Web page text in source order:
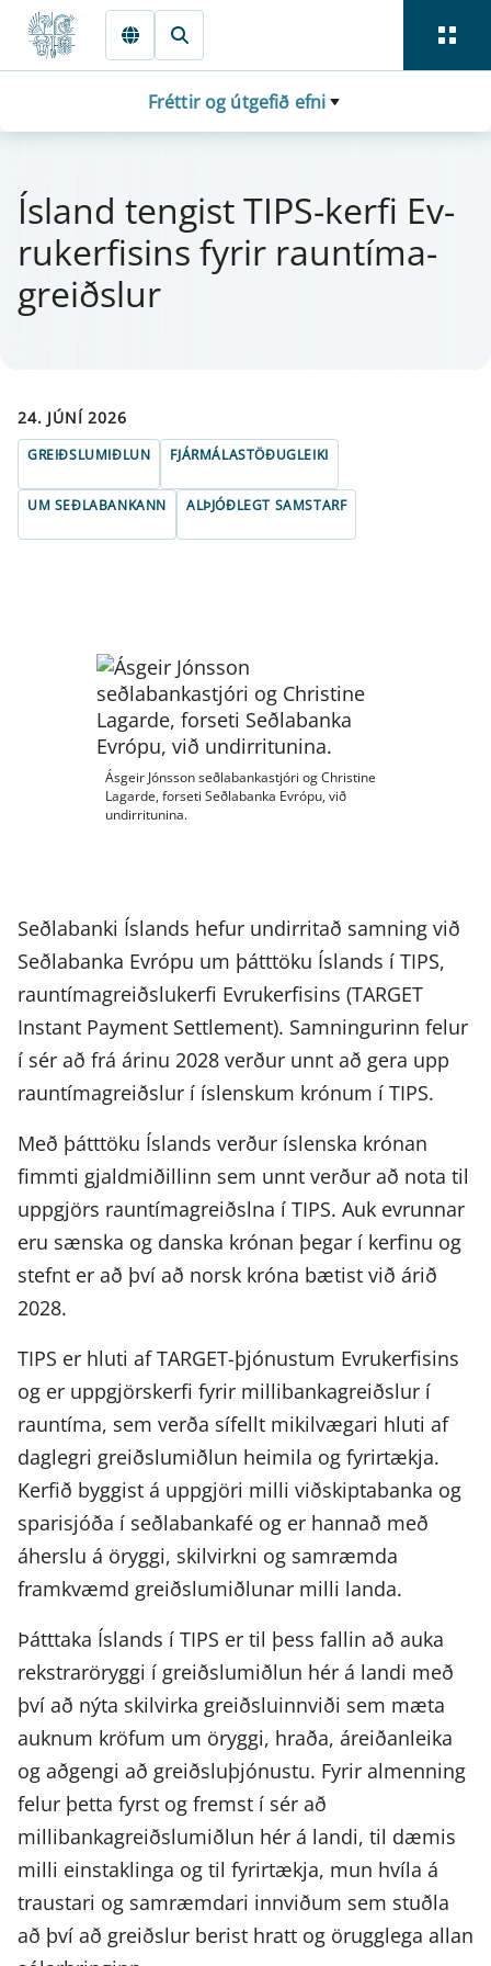
Fara beint í Meginmál
Fréttir og útgefið efni
Ísland teng­ist TIPS-kerfi Ev­
ru­ker­f­is­ins fyr­ir raun­tíma­
greiðsl­ur
24. JÚNÍ 2026
GREIÐSLUMIÐLUN FJÁRMÁLASTÖÐUGLEIKI
UM SEÐLABANKANN ALÞJÓÐLEGT SAMSTARF
Ásgeir Jónsson seðlabankastjóri og Christine
Lagarde, forseti Seðlabanka Evrópu, við
undirritunina.
Seðlabanki Íslands hefur undirritað samning við
Seðlabanka Evrópu um þátttöku Íslands í TIPS,
rauntímagreiðslukerfi Evrukerfisins (TARGET
Instant Payment Settlement). Samningurinn felur
í sér að frá árinu 2028 verður unnt að gera upp
rauntímagreiðslur í íslenskum krónum í TIPS.
Með þátttöku Íslands verður íslenska krónan
fimmti gjaldmiðillinn sem unnt verður að nota til
uppgjörs rauntímagreiðslna í TIPS. Auk evrunnar
eru sænska og danska krónan þegar í kerfinu og
stefnt er að því að norsk króna bætist við árið
2028.
TIPS er hluti af TARGET-þjónustum Evrukerfisins
og er uppgjörskerfi fyrir millibankagreiðslur í
rauntíma, sem verða sífellt mikilvægari hluti af
daglegri greiðslumiðlun heimila og fyrirtækja.
Kerfið byggist á uppgjöri milli viðskiptabanka og
sparisjóða í seðlabankafé og er hannað með
áherslu á öryggi, skilvirkni og samræmda
framkvæmd greiðslumiðlunar milli landa.
Þátttaka Íslands í TIPS er til þess fallin að auka
rekstraröryggi í greiðslumiðlun hér á landi með
því að nýta skilvirka greiðsluinnviði sem mæta
auknum kröfum um öryggi, hraða, áreiðanleika
og aðgengi að greiðsluþjónustu. Fyrir almenning
felur þetta fyrst og fremst í sér að
millibankagreiðslumiðlun hér á landi, til dæmis
milli einstaklinga og til fyrirtækja, mun hvíla á
traustari og samræmdari innviðum sem stuðla
að því að greiðslur berist hratt og örugglega allan